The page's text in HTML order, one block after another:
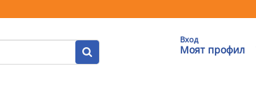
Вход
Моят профил